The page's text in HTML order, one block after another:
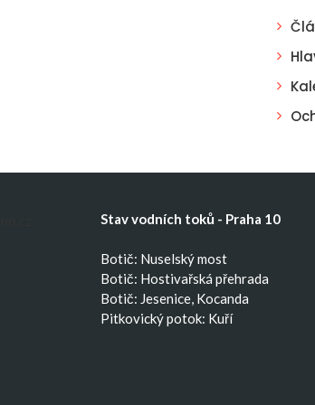
Stav vodních toků - Praha 10
Botič: Nuselský most
Botič: Hostivařská přehrada
Botič: Jesenice, Kocanda
Pitkovický potok: Kuří